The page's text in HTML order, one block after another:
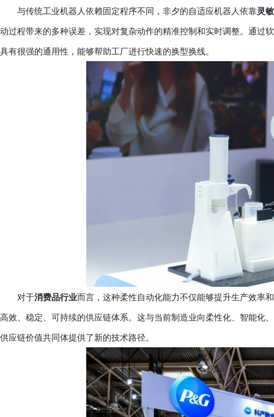
与传统工业机器人依赖固定程序不同，非夕的自适应机器人依靠灵
动过程带来的多种误差，实现对复杂动作的精准控制和实时调整。通过
具有很强的通用性，能够帮助工厂进行快速的换型换线。
对于消费品行业而言，这种柔性自动化能力不仅能够提升生产效率
高效、稳定、可持续的供应链体系。这与当前制造业向柔性化、智能化
供应链价值共同体提供了新的技术路径。